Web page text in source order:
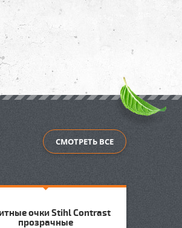
СМОТРЕТЬ ВСЕ
очки Stihl Contrast
прозрачные